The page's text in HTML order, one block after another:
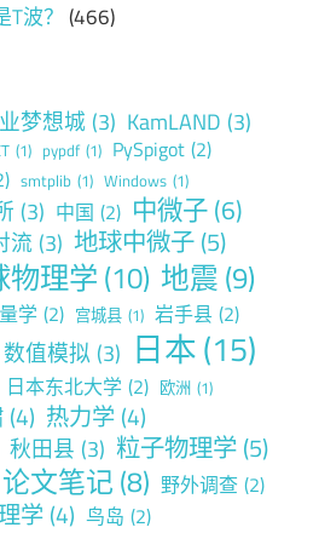
波？ (466)
梦想城 (3) KamLAND (3)
(1) pypdf (1) PySpigot (2)
smtplib (1) Windows (1)
(3) 中国 (2) 中微子(6)
流 (3) 地球中微子(5)
物理学(10) 地震(9)
学 (2) 宫城县 (1) 岩手县 (2)
数值模拟 (3) 日本(15)
日本东北大学 (2) 欧洲 (1)
(4) 热力学 (4)
秋田县 (3) 粒子物理学(5)
论文笔记 (8) 野外调查 (2)
学 (4) 鸟岛 (2)